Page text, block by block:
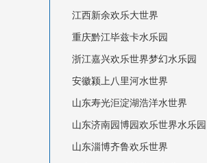
江西新余欢乐大世界
重庆黔江毕兹卡水乐园
浙江嘉兴欢乐世界梦幻水乐园
安徽颍上八里河水世界
山东寿光洰淀湖浩洋水世界
山东济南园博园欢乐世界水乐园
山东淄博齐鲁欢乐世界